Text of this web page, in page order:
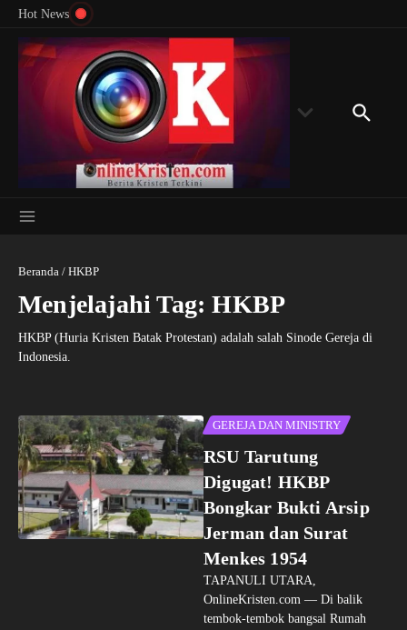
Lewati ke konten
Hot News
Beranda / HKBP
Menjelajahi Tag: HKBP
HKBP (Huria Kristen Batak Protestan) adalah salah Sinode Gereja di
Indonesia.
GEREJA DAN MINISTRY
RSU Tarutung
Digugat! HKBP
Bongkar Bukti Arsip
Jerman dan Surat
Menkes 1954
TAPANULI UTARA,
OnlineKristen.com — Di balik
tembok-tembok bangsal Rumah